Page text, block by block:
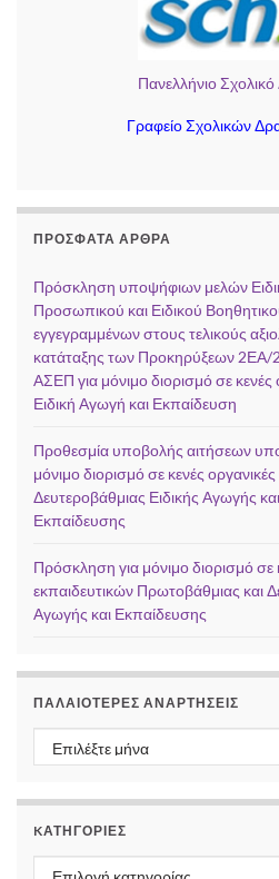
Πανελλήνιο Σχολικό
Γραφείο Σχολικών
ΠΡΌΣΦΑΤΑ ΆΡΘΡΑ
Πρόσκληση υποψήφιων μελών
Προσωπικού και Ειδικού
εγγεγραμμένων στους τελικούς
κατάταξης των Προκηρύξεων 2ΕΑ/
ΑΣΕΠ για μόνιμο διορισμό σε κενές
Ειδική Αγωγή και Εκπαίδευση
Προθεσμία υποβολής αιτήσεων
μόνιμο διορισμό σε κενές
Δευτεροβάθμιας Ειδικής Αγωγής
Εκπαίδευσης
Πρόσκληση για μόνιμο διορισμό σε
εκπαιδευτικών Πρωτοβάθμιας και
Αγωγής και Εκπαίδευσης
ΠΑΛΑΙΌΤΕΡΕΣ ΑΝΑΡΤΉΣΕΙΣ
Παλαιότερες αναρτήσεις
KΑΤΗΓΟΡΊΕΣ
Kατηγορίες